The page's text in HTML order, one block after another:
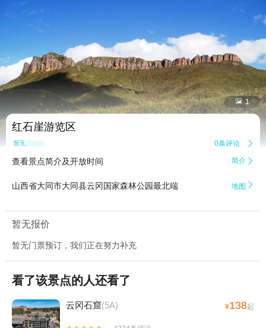
 1
红石崖游览区
暂无点评 0条评论 
查看景点简介及开放时间 简介 
山西省大同市大同县云冈国家森林公园最北端 地图 
暂无报价
暂无门票预订，我们正在努力补充
看了该景点的人还看了
云冈石窟(5A) ¥138起